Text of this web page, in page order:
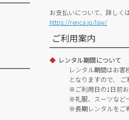
お支払いについて、詳しく
https://renca.jp/law/
ご利用案内
レンタル期間について
レンタル期間はお
となりますので、
※ご利用日の1日前お
※礼服、スーツなど
※長期レンタルをご